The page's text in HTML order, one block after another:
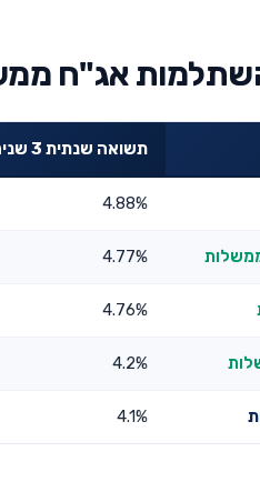
אג"ח
תשואה שנתית 3 שנים
4.88%
4.77%
4.76%
4.2%
4.1%